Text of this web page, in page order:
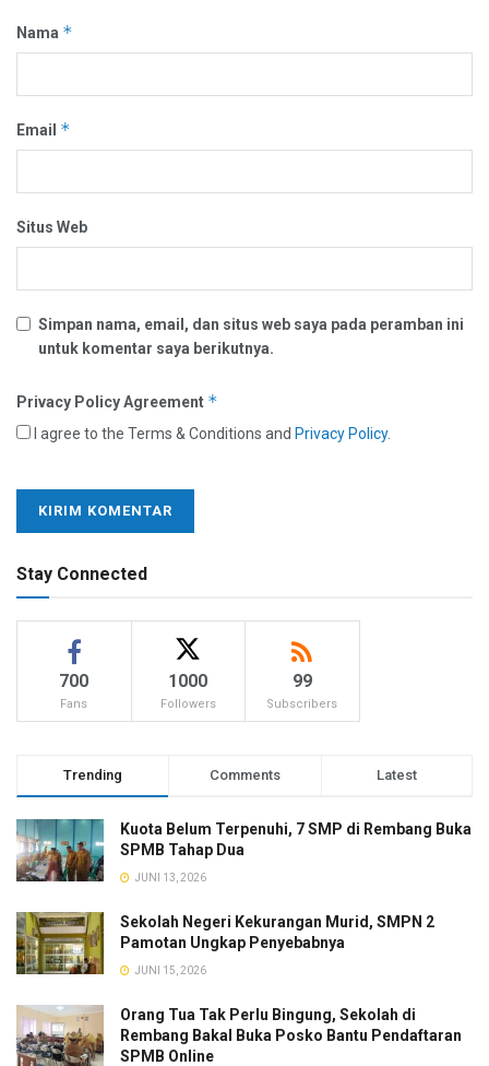
Nama *
Email *
Situs Web
Simpan nama, email, dan situs web saya pada peramban ini
untuk komentar saya berikutnya.
Privacy Policy Agreement *
I agree to the Terms & Conditions and Privacy Policy.
Stay Connected
700
Fans
1000
Followers
99
Subscribers
Trending Comments Latest
Kuota Belum Terpenuhi, 7 SMP di Rembang Buka
SPMB Tahap Dua
JUNI 13, 2026
Sekolah Negeri Kekurangan Murid, SMPN 2
Pamotan Ungkap Penyebabnya
JUNI 15, 2026
Orang Tua Tak Perlu Bingung, Sekolah di
Rembang Bakal Buka Posko Bantu Pendaftaran
SPMB Online